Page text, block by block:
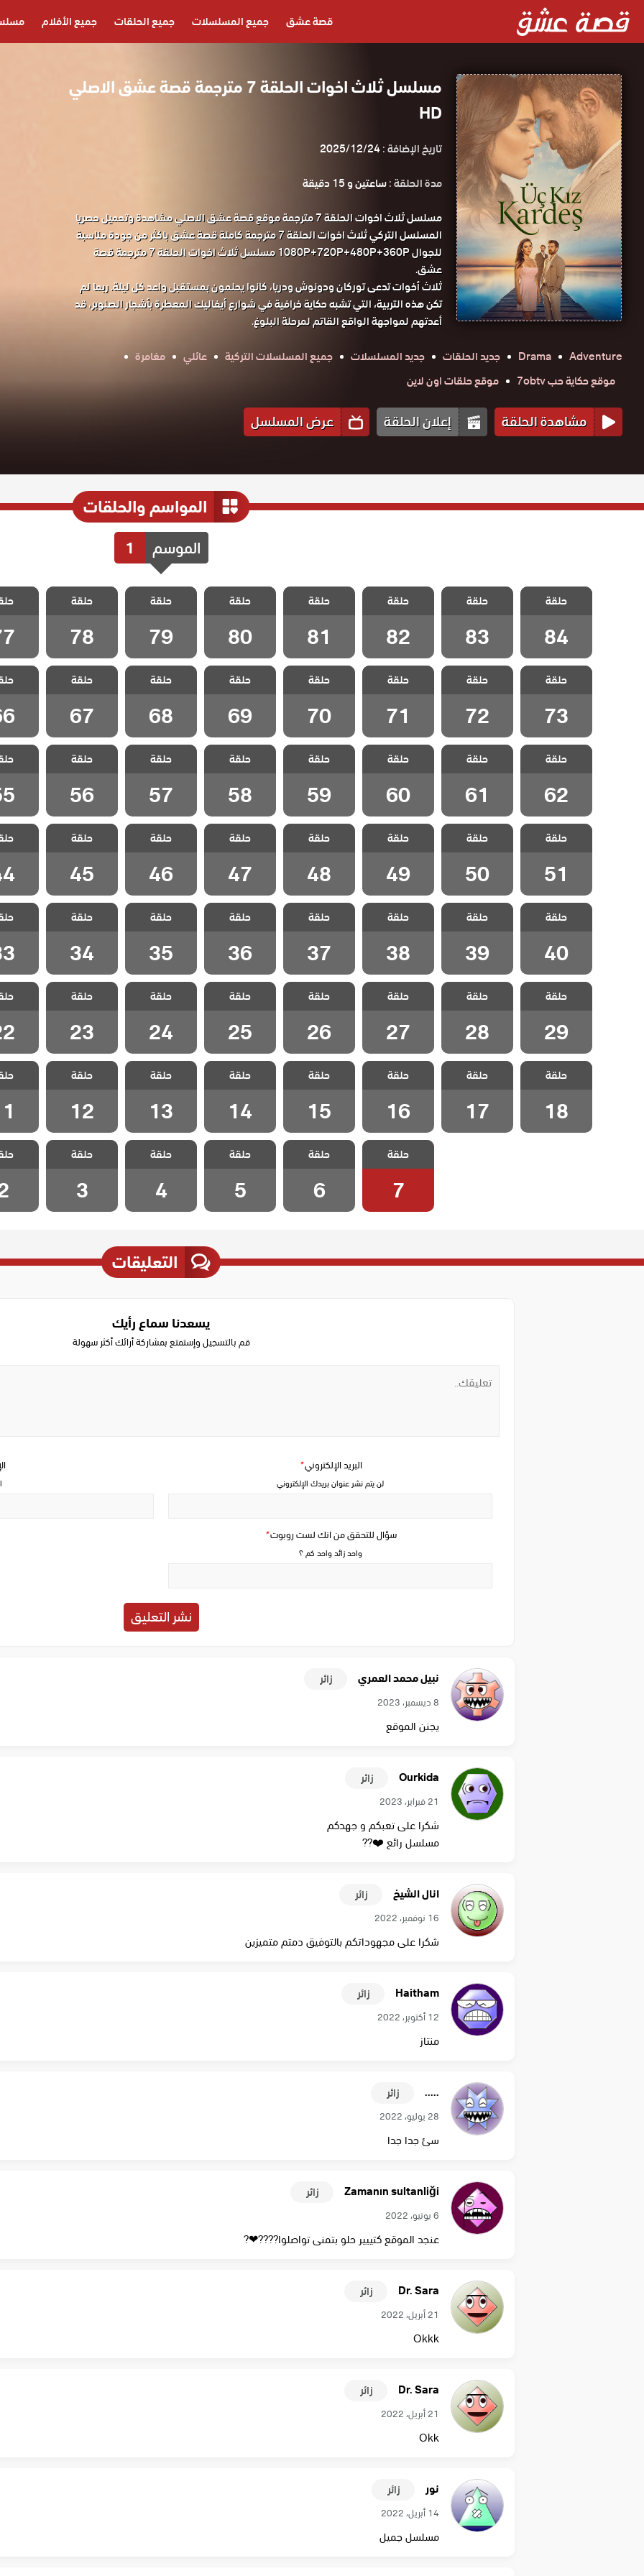
قصة عشق جميع المسلسلات جميع الحلقات جميع الأفلام
مسلسل ثلاث اخوات الحلقة 7 مترجمة قصة عشق الاصلي
HD
تاريخ الإضافة :2025/12/24
مدة الحلقة :ساعتين و 15 دقيقة
مسلسل ثلاث اخوات الحلقة 7 مترجمة موقع قصة عشق الاصلي مشاهدة وتحميل حصريا
المسلسل التركي ثلاث اخوات الحلقة 7 مترجمة كاملة قصة عشق باكثر من جودة مناسبة
للجوال 1080P+720P+480P+360P مسلسل ثلاث اخوات الحلقة 7 مترجمة قصة
عشق.
ثلاث أخوات تدعى توركان ودونوش ودريا، كانوا يحلمون بمستقبل واعد كل ليلة. ربما لم
تكن هذه التربية، التي تشبه حكاية خرافية في شوارع أيفاليك المعطرة بأشجار الصنوبر، قد
أعدتهم لمواجهة الواقع القاتم لمرحلة البلوغ.
Adventure
Drama جديد الحلقات جديد المسلسلات جميع المسلسلات التركية عائلي
مغامرة
موقع حكاية حب 7obtv
موقع حلقات اون لاين
مشاهدة الحلقة إعلان الحلقة عرض المسلسل
المواسم والحلقات
الموسم 1
مسلسل ثلاث
اخوات الحلقة
84 والاخيرة
حلقة
84
مسلسل ثلاث
اخوات الحلقة
83
حلقة
83
مسلسل ثلاث
اخوات الحلقة
82
حلقة
82
مسلسل ثلاث
اخوات الحلقة
81
حلقة
81
مسلسل ثلاث
اخوات الحلقة
80
حلقة
80
مسلسل ثلاث
اخوات الحلقة
79
حلقة
79
مسلسل ثلاث
اخوات الحلقة
78
حلقة
78
اخوات
مسلسل ثلاث
اخوات الحلقة
73
حلقة
73
مسلسل ثلاث
اخوات الحلقة
72
حلقة
72
مسلسل ثلاث
اخوات الحلقة
71
حلقة
71
مسلسل ثلاث
اخوات الحلقة
70
حلقة
70
مسلسل ثلاث
اخوات الحلقة
69
حلقة
69
مسلسل ثلاث
اخوات الحلقة
68
حلقة
68
مسلسل ثلاث
اخوات الحلقة
67
حلقة
67
اخوات
مسلسل ثلاث
اخوات الحلقة
62
حلقة
62
مسلسل ثلاث
اخوات الحلقة
61
حلقة
61
مسلسل ثلاث
اخوات الحلقة
60
حلقة
60
مسلسل ثلاث
اخوات الحلقة
59
حلقة
59
مسلسل ثلاث
اخوات الحلقة
58
حلقة
58
مسلسل ثلاث
اخوات الحلقة
57
حلقة
57
مسلسل ثلاث
اخوات الحلقة
56
حلقة
56
اخوات
مسلسل ثلاث
اخوات الحلقة
51
حلقة
51
مسلسل ثلاث
اخوات الحلقة
50
حلقة
50
مسلسل ثلاث
اخوات الحلقة
49
حلقة
49
مسلسل ثلاث
اخوات الحلقة
48
حلقة
48
مسلسل ثلاث
اخوات الحلقة
47
حلقة
47
مسلسل ثلاث
اخوات الحلقة
46
حلقة
46
مسلسل ثلاث
اخوات الحلقة
45
حلقة
45
اخوات
مسلسل ثلاث
اخوات الحلقة
40
حلقة
40
مسلسل ثلاث
اخوات الحلقة
39
حلقة
39
مسلسل ثلاث
اخوات الحلقة
38
حلقة
38
مسلسل ثلاث
اخوات الحلقة
37
حلقة
37
مسلسل ثلاث
اخوات الحلقة
36
حلقة
36
مسلسل ثلاث
اخوات الحلقة
35
حلقة
35
مسلسل ثلاث
اخوات الحلقة
34
حلقة
34
اخوات
مسلسل ثلاث
اخوات الحلقة
29
حلقة
29
مسلسل ثلاث
اخوات الحلقة
28
حلقة
28
مسلسل ثلاث
اخوات الحلقة
27
حلقة
27
مسلسل ثلاث
اخوات الحلقة
26
حلقة
26
مسلسل ثلاث
اخوات الحلقة
25
حلقة
25
مسلسل ثلاث
اخوات الحلقة
24
حلقة
24
مسلسل ثلاث
اخوات الحلقة
23
حلقة
23
اخوات
مسلسل ثلاث
اخوات الحلقة
18
حلقة
18
مسلسل ثلاث
اخوات الحلقة
17
حلقة
17
مسلسل ثلاث
اخوات الحلقة
16
حلقة
16
مسلسل ثلاث
اخوات الحلقة
15
حلقة
15
مسلسل ثلاث
اخوات الحلقة
14
حلقة
14
مسلسل ثلاث
اخوات الحلقة
13
حلقة
13
مسلسل ثلاث
اخوات الحلقة
12
حلقة
12
اخوات
مسلسل ثلاث
اخوات الحلقة 7
حلقة
7
مسلسل ثلاث
اخوات الحلقة 6
حلقة
6
مسلسل ثلاث
اخوات الحلقة 5
حلقة
5
مسلسل ثلاث
اخوات الحلقة 4
حلقة
4
مسلسل ثلاث
اخوات الحلقة 3
حلقة
3
اخوات
التعليقات
يسعدنا سماع رأيك
قم بالتسجيل وإستمتع بمشاركة أرائك أكثر سهولة
سؤال للتحقق من انك لست روبوت*
واحد زائد واحد كم ؟
البريد الإلكتروني*
لن يتم نشر عنوان بريدك الإلكتروني
نبيل محمد العمري زائر
8 ديسمبر، 2023
يجنن الموقع
Ourkida زائر
21 فبراير، 2023
شكرا على تعبكم و جهدكم
مسلسل رائع ❤️??
انال الشيخ زائر
16 نوفمبر، 2022
شكرا على مجهوداتكم بالتوفيق دمتم متميزين
Haitham زائر
12 أكتوبر، 2022
منتاز
..... زائر
28 يوليو، 2022
سئ جدا جدا
Zamanın sultanliği زائر
6 يونيو، 2022
عنجد الموقع كتييير حلو بتمنى تواصلوا????❤?
Dr. Sara زائر
21 أبريل، 2022
Okkk
Dr. Sara زائر
21 أبريل، 2022
Okk
نور زائر
14 أبريل، 2022
مسلسل جميل